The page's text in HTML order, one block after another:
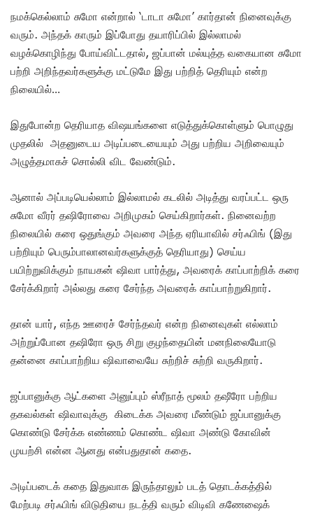
நமக்கெல்லாம் சுமோ என்றால் ‘டாடா சுமோ’ கார்தான் நினைவுக்கு
வரும். அந்தக் காரும் இப்போது தயாரிப்பில் இல்லாமல்
வழக்கொழிந்து போய்விட்டதால், ஜப்பான் மல்யுத்த வகையான சுமோ
பற்றி அறிந்தவர்களுக்கு மட்டுமே இது பற்றித் தெரியும் என்ற
நிலையில்…
இதுபோன்ற தெரியாத விஷயங்களை எடுத்துக்கொள்ளும் பொழுது
முதலில் அதனுடைய அடிப்படையையும் அது பற்றிய அறிவையும்
அழுத்தமாகச் சொல்லி விட வேண்டும்.
ஆனால் அப்படியெல்லாம் இல்லாமல் கடலில் அடித்து வரப்பட்ட ஒரு
சுமோ வீரர் தஷிரோவை அறிமுகம் செய்கிறார்கள். நினைவற்ற
நிலையில் கரை ஒதுங்கும் அவரை அந்த ஏரியாவில் சர்ஃபிங் (இது
பற்றியும் பெரும்பாலானவர்களுக்குத் தெரியாது) செய்ய
பயிற்றுவிக்கும் நாயகன் ஷிவா பார்த்து, அவரைக் காப்பாற்றிக் கரை
சேர்க்கிறார் அல்லது கரை சேர்ந்த அவரைக் காப்பாற்றுகிறார்.
தான் யார், எந்த ஊரைச் சேர்ந்தவர் என்ற நினைவுகள் எல்லாம்
அற்றுப்போன தஷிரோ ஒரு சிறு குழந்தையின் மனநிலையோடு
தன்னை காப்பாற்றிய ஷிவாவையே சுற்றிச் சுற்றி வருகிறார்.
ஜப்பானுக்கு ஆட்களை அனுப்பும் ஸ்ரீநாத் மூலம் தஷீரோ பற்றிய
தகவல்கள் ஷிவாவுக்கு கிடைக்க அவரை மீண்டும் ஜப்பானுக்கு
கொண்டு சேர்க்க எண்ணம் கொண்ட ஷிவா அண்டு கோவின்
முயற்சி என்ன ஆனது என்பதுதான் கதை.
அடிப்படைக் கதை இதுவாக இருந்தாலும் படத் தொடக்கத்தில்
மேற்படி சர்ஃபிங் விடுதியை நடத்தி வரும் விடிவி கணேஷைக்